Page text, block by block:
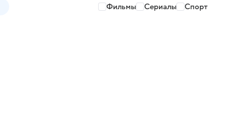
Фильмы Сериалы Спорт